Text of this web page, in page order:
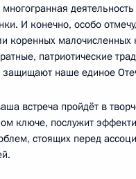
И конечно, особо
коренных малочисленных
патриотические
защищают наше единое
встреча пройдёт в
ключе, послужит
стоящих перед